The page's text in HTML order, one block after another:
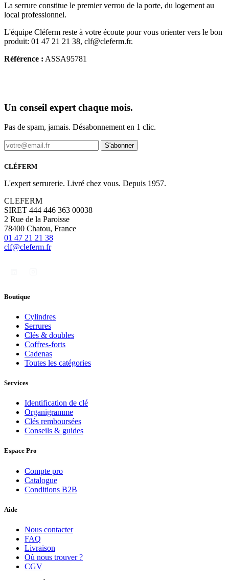
La serrure constitue le premier verrou de la porte, du logement au
local professionnel.
L'équipe Cléferm reste à votre écoute pour vous orienter vers le bon
produit: 01 47 21 21 38, clf@cleferm.fr.
Référence : ASSA95781
Un conseil expert chaque mois.
Pas de spam, jamais. Désabonnement en 1 clic.
S'abonner
CLÉFERM
L'expert serrurerie. Livré chez vous. Depuis 1957.
CLEFERM
SIRET 444 446 363 00038
2 Rue de la Paroisse
78400 Chatou, France
01 47 21 21 38
clf@cleferm.fr
Boutique
Cylindres
Serrures
Clés & doubles
Coffres-forts
Cadenas
Toutes les catégories
Services
Identification de clé
Organigramme
Clés remboursées
Conseils & guides
Espace Pro
Compte pro
Catalogue
Conditions B2B
Aide
Nous contacter
FAQ
Livraison
Où nous trouver ?
CGV